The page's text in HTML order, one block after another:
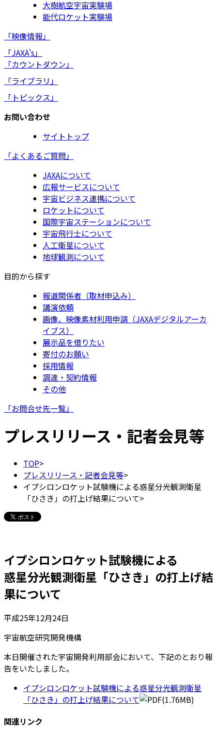
大樹航空宇宙実験場
能代ロケット実験場
「映像情報」
「JAXA's」
「カウントダウン」
「ライブラリ」
「トピックス」
お問い合わせ
サイトトップ
「よくあるご質問」
JAXAについて
広報サービスについて
宇宙ビジネス連携について
ロケットについて
国際宇宙ステーションについて
宇宙飛行士について
人工衛星について
地球観測について
目的から探す
報道関係者（取材申込み）
講演依頼
画像、映像素材利用申請（JAXAデジタルアーカ
イブス）
展示品を借りたい
寄付のお願い
採用情報
調達・契約情報
その他
「お問合せ先一覧」
プレスリリース・記者会見等
TOP>
プレスリリース・記者会見等>
イプシロンロケット試験機による惑星分光観測衛星
「ひさき」の打上げ結果について>
イプシロンロケット試験機による
惑星分光観測衛星「ひさき」の打上げ結
果について
平成25年12月24日
宇宙航空研究開発機構
本日開催された宇宙開発利用部会において、下記のとおり報
告をいたしました。
イプシロンロケット試験機による惑星分光観測衛星
「ひさき」の打上げ結果について
(1.76MB)
関連リンク